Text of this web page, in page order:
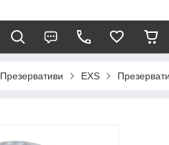
Презервативи EXS